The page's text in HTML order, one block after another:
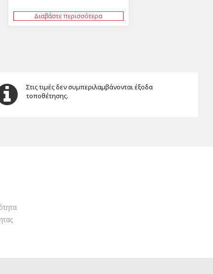
Διαβάστε περισσότερα
Στις τιμές δεν συμπεριλαμβάνονται έξοδα
τοποθέτησης.